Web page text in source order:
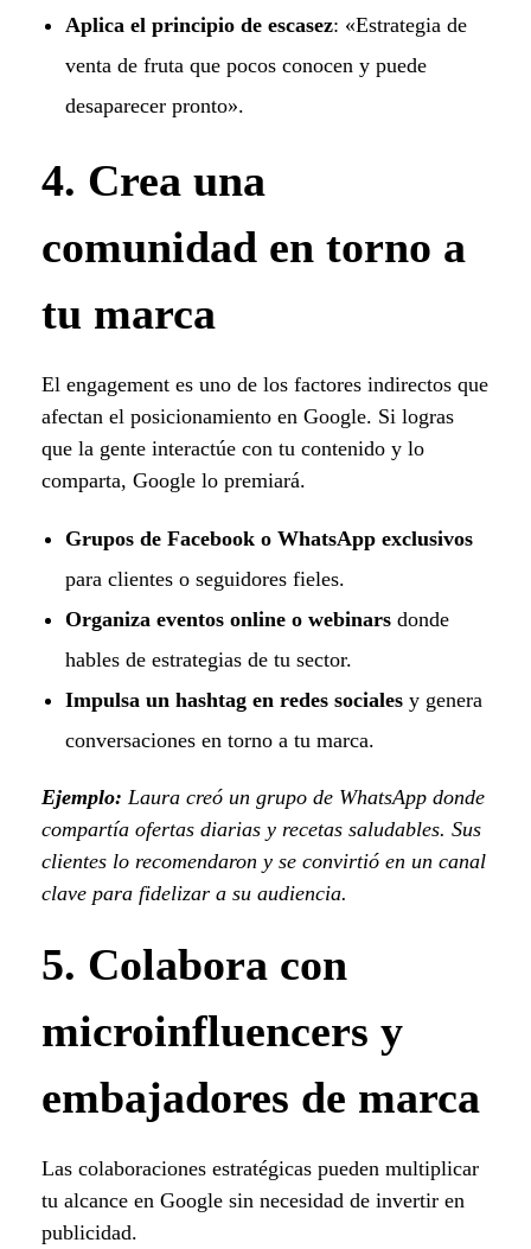
Aplica el principio de escasez: «Estrategia de
venta de fruta que pocos conocen y puede
desaparecer pronto».
4. Crea una
comunidad en torno a
tu marca
El engagement es uno de los factores indirectos que
afectan el posicionamiento en Google. Si logras
que la gente interactúe con tu contenido y lo
comparta, Google lo premiará.
Grupos de Facebook o WhatsApp exclusivos
para clientes o seguidores fieles.
Organiza eventos online o webinarsdonde
hables de estrategias de tu sector.
Impulsa un hashtag en redes socialesy genera
conversaciones en torno a tu marca.
Ejemplo: Laura creó un grupo de WhatsApp donde
compartía ofertas diarias y recetas saludables. Sus
clientes lo recomendaron y se convirtió en un canal
clave para fidelizar a su audiencia.
5. Colabora con
microinfluencers y
embajadores de marca
Las colaboraciones estratégicas pueden multiplicar
tu alcance en Google sin necesidad de invertir en
publicidad.